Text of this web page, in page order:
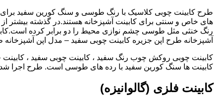
طرح کابینت چوبی کلاسیک با رنگ طوسی و سنگ کورین سفید
های خاص و سنتی برای کابینت آشپزخانه هستند.در گذشته بیشتر
رنگ خنثی مثل طوسی چشم نوازی محیط را دو برابر کرده
آشپزخانه طرح اپن جزیره کابینت چوبی سفید – مدل اپن
کابینت چوبی روکش چوب رنگ سفید ، کابینت چوبی سفید ،
کابینت ها سنگ کورین سفید با رده های طوسی است. طرح اجرا شده
کابینت فلزی (گالوانیزه)